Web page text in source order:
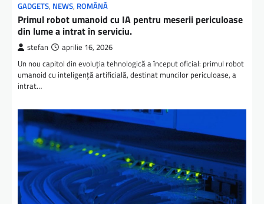
GADGETS, NEWS, ROMÂNĂ
Primul robot umanoid cu IA pentru meserii periculoase
din lume a intrat în serviciu.
stefan aprilie 16, 2026
Un nou capitol din evoluția tehnologică a început oficial: primul robot
umanoid cu inteligență artificială, destinat muncilor periculoase, a
intrat…